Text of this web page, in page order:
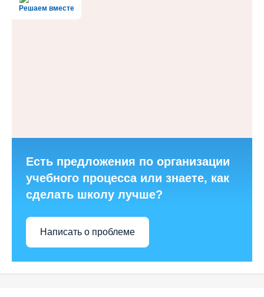
Решаем вместе
Есть предложения по организации
учебного процесса или знаете, как
сделать школу лучше?
Написать о проблеме